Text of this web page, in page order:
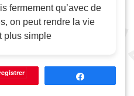
fermement qu’avec de
on peut rendre la vie
plus simple